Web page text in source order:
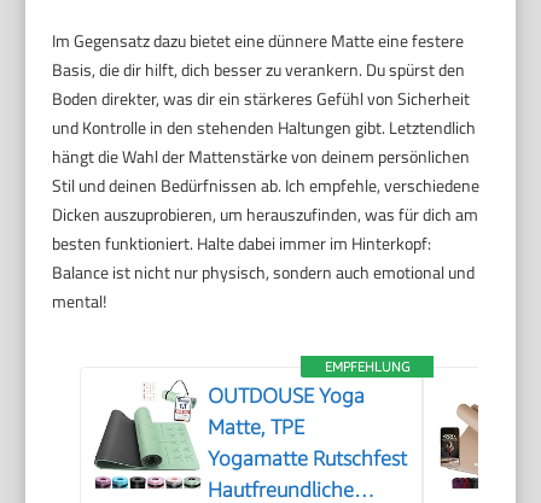
Im Gegensatz dazu bietet eine dünnere Matte eine festere
Basis, die dir hilft, dich besser zu verankern. Du spürst den
Boden direkter, was dir ein stärkeres Gefühl von Sicherheit
und Kontrolle in den stehenden Haltungen gibt. Letztendlich
hängt die Wahl der Mattenstärke von deinem persönlichen
Stil und deinen Bedürfnissen ab. Ich empfehle, verschiedene
Dicken auszuprobieren, um herauszufinden, was für dich am
besten funktioniert. Halte dabei immer im Hinterkopf:
Balance ist nicht nur physisch, sondern auch emotional und
mental!
EMPFEHLUNG
OUTDOUSE Yoga
Matte, TPE
Yogamatte Rutschfest
Hautfreundliche